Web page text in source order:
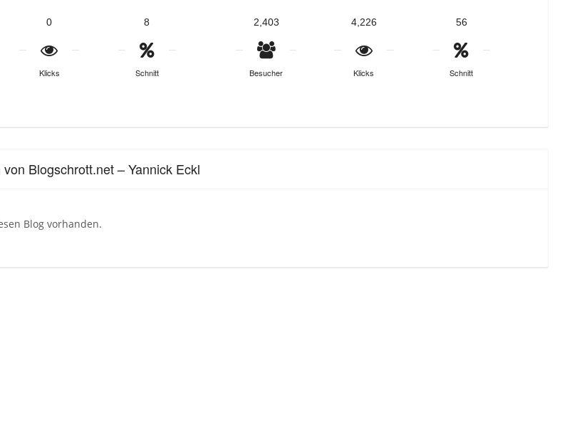
0
Klicks
8
Schnitt
2,403
Besucher
4,226
Klicks
56
Schnitt
Blogschrott.net – Yannick Eckl
Blog vorhanden.